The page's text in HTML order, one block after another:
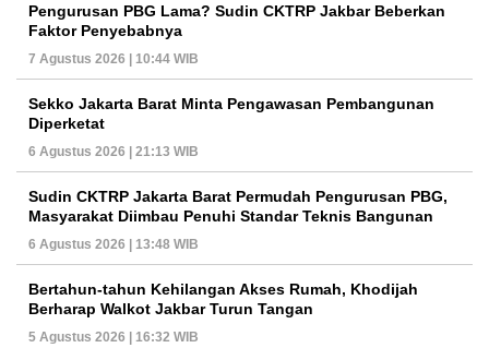
Pengurusan PBG Lama? Sudin CKTRP Jakbar Beberkan
Faktor Penyebabnya
7 Agustus 2026 | 10:44 WIB
Sekko Jakarta Barat Minta Pengawasan Pembangunan
Diperketat
6 Agustus 2026 | 21:13 WIB
Sudin CKTRP Jakarta Barat Permudah Pengurusan PBG,
Masyarakat Diimbau Penuhi Standar Teknis Bangunan
6 Agustus 2026 | 13:48 WIB
Bertahun-tahun Kehilangan Akses Rumah, Khodijah
Berharap Walkot Jakbar Turun Tangan
5 Agustus 2026 | 16:32 WIB